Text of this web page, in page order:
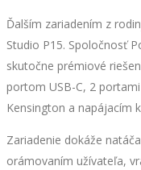
Ďalším zariadením z
Studio P15. Spoločnosť
skutočne prémiové
portom USB-C, 2
Kensington a napájacím
Zariadenie dokáže
orámovaním užívateľa,